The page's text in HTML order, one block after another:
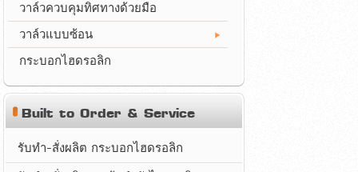
วาล์วควบคุมทิศทางด้วยมือ
วาล์วแบบซ้อน
กระบอกไฮดรอลิก
Built to Order & Service
รับทำ-สั่งผลิต กระบอกไฮดรอลิก